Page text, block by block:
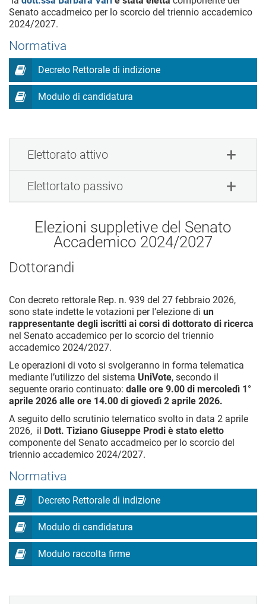
Senato accadmeico per lo scorcio del triennio accademico
2024/2027.
Normativa
Decreto Rettorale di indizione
Modulo di candidatura
Elettorato attivo
Elettortato passivo
Elezioni suppletive del Senato
Accademico 2024/2027
Dottorandi
Con decreto rettorale Rep. n. 939 del 27 febbraio 2026,
sono state indette le votazioni per l’elezione di un
rappresentante degli iscritti ai corsi di dottorato di ricerca
nel Senato accademico per lo scorcio del triennio
accademico 2024/2027.
Le operazioni di voto si svolgeranno in forma telematica
mediante l’utilizzo del sistema UniVote, secondo il
seguente orario continuato: dalle ore 9.00 di mercoledì 1°
aprile 2026 alle ore 14.00 di giovedì 2 aprile 2026.
A seguito dello scrutinio telematico svolto in data 2 aprile
2026, il Dott. Tiziano Giuseppe Prodi è stato eletto
componente del Senato accadmeico per lo scorcio del
triennio accademico 2024/2027.
Normativa
Decreto Rettorale di indizione
Modulo di candidatura
Modulo raccolta firme